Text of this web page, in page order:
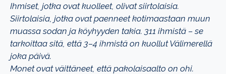
Ihmiset, jotka ovat kuolleet, olivat siirtolaisia.
Siirtolaisia, jotka ovat paenneet kotimaastaan muun
muassa sodan ja köyhyyden takia. 311 ihmistä – se
tarkoittaa sitä, että 3–4 ihmistä on kuollut Välimerellä
joka päivä.
Monet ovat väittäneet, että pakolaisaalto on ohi.